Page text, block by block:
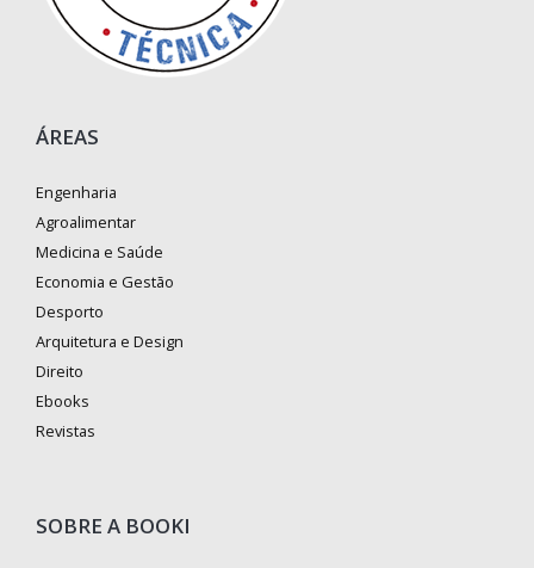
ÁREAS
Engenharia
Agroalimentar
Medicina e Saúde
Economia e Gestão
Desporto
Arquitetura e Design
Direito
Ebooks
Revistas
SOBRE A BOOKI